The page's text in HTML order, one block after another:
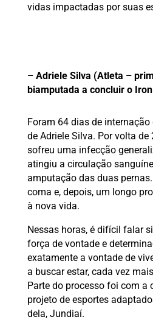
vidas impactadas por suas
– Adriele Silva (Atleta –
biamputada a concluir o
Foram 64 dias de
de Adriele Silva. Por volta
sofreu uma infecção
atingiu a circulação
amputação das duas
coma e, depois, um longo
à nova vida.
Nessas horas, é difícil falar
força de vontade e
exatamente a vontade de
a buscar estar, cada vez
Parte do processo foi com a
projeto de esportes
dela, Jundiaí.